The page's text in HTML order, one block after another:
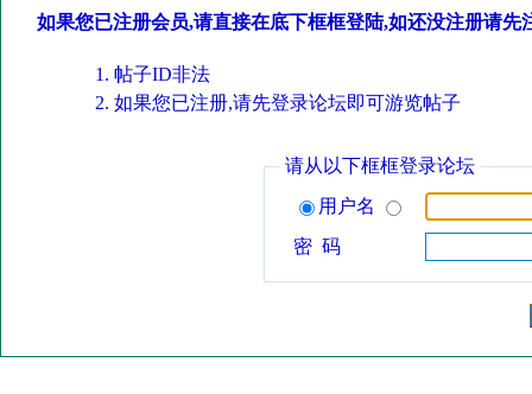
如果您已注册会员,请直接在底下框框登陆,如还没注册请先
帖子ID非法
如果您已注册,请先登录论坛即可游览帖子
请从以下框框登录论坛
用户名
密 码